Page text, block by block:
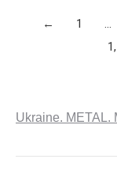
← 1 …
Ukraine. METAL.